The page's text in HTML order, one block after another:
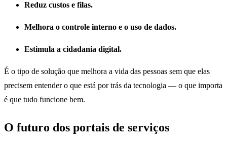
Reduz custos e filas.
Melhora o controle interno e o uso de dados.
Estimula a cidadania digital.
É o tipo de solução que melhora a vida das pessoas sem que elas
precisem entender o que está por trás da tecnologia — o que importa
é que tudo funcione bem.
O futuro dos portais de serviços